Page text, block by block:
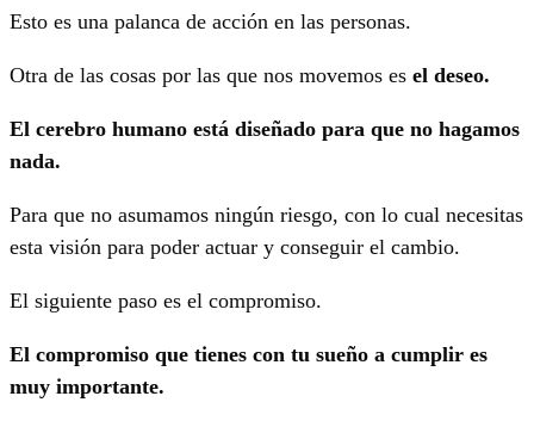
Esto es una palanca de acción en las personas.
Otra de las cosas por las que nos movemos es el deseo.
El cerebro humano está diseñado para que no hagamos
nada.
Para que no asumamos ningún riesgo, con lo cual necesitas
esta visión para poder actuar y conseguir el cambio.
El siguiente paso es el compromiso.
El compromiso que tienes con tu sueño a cumplir es
muy importante.